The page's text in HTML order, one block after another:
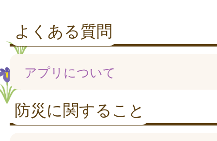
よくある質問
アプリについて
防災に関すること